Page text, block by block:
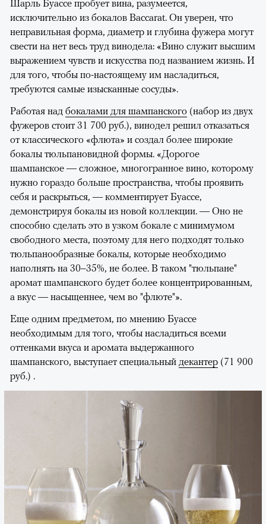
Шарль Буассе пробует вина, разумеется,
исключительно из бокалов Baccarat. Он уверен, что
неправильная форма, диаметр и глубина фужера могут
свести на нет весь труд винодела: «Вино служит высшим
выражением чувств и искусства под названием жизнь. И
для того, чтобы по-настоящему им насладиться,
требуются самые изысканные сосуды».
Работая над бокалами для шампанского (набор из двух
фужеров стоит 31 700 руб.), винодел решил отказаться
от классического «флюта» и создал более широкие
бокалы тюльпановидной формы. «Дорогое
шампанское — сложное, многогранное вино, которому
нужно гораздо больше пространства, чтобы проявить
себя и раскрыться, — комментирует Буассе,
демонстрируя бокалы из новой коллекции. — Оно не
способно сделать это в узком бокале с минимумом
свободного места, поэтому для него подходят только
тюльпанообразные бокалы, которые необходимо
наполнять на 30–35%, не более. В таком "тюльпане"
аромат шампанского будет более концентрированным,
а вкус — насыщеннее, чем во "флюте"».
Еще одним предметом, по мнению Буассе
необходимым для того, чтобы насладиться всеми
оттенками вкуса и аромата выдержанного
шампанского, выступает специальный декантер (71 900
руб.) .